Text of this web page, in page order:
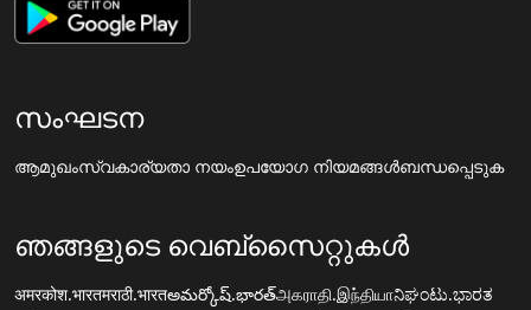
സംഘടന
ആമുഖംസ്വകാര്യതാ നയംഉപയോഗ നിയമങ്ങൾബന്ധപ്പെടുക
ഞങ്ങളുടെ വെബ്സൈറ്റുകൾ
अमरकोश.भारतमराठी.भारतఅమర్కోష్.భారత్அகராதி.இந்தியாನಿಘಂಟು.ಭಾರತ